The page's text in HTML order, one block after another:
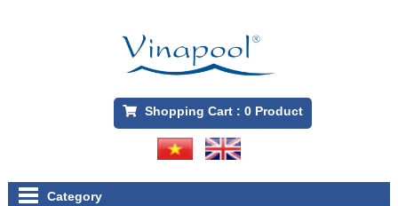
Shopping Cart : 0Product
Category